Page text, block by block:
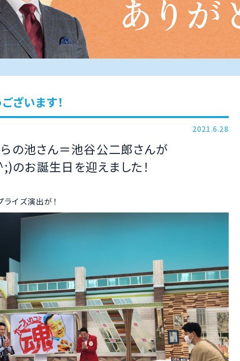
ざいます！
2021.6.28
らの池さん＝池谷公二郎さんが
お誕生日を迎えました！
イズ演出が！